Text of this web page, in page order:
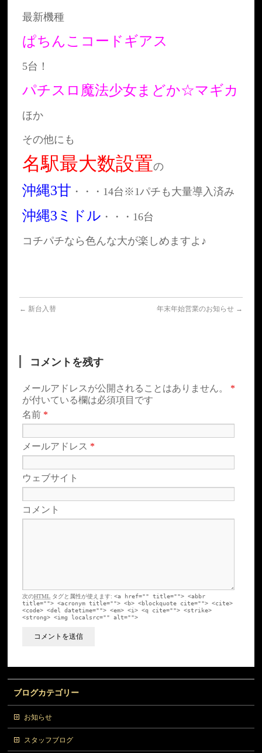
最新機種
ぱちんこコードギアス
5台！
パチスロ魔法少女まどか☆マギカ
ほか
その他にも
名駅最大数設置の
沖縄3甘 ・・・14台※1パチも大量導入済み
沖縄3ミドル ・・・16台
コチパチなら色んな大が楽しめますよ♪
← 新台入替 年末年始営業のお知らせ →
コメントを残す
メールアドレスが公開されることはありません。 *
が付いている欄は必須項目です
名前 *
メールアドレス *
ウェブサイト
コメント
次のHTML タグと属性が使えます:<a href="" title=""> <abbr
title=""> <acronym title=""> <b> <blockquote cite=""> <cite>
<code> <del datetime=""> <em> <i> <q cite=""> <strike>
<strong> <img localsrc="" alt="">
ブログカテゴリー
お知らせ
スタッフブログ